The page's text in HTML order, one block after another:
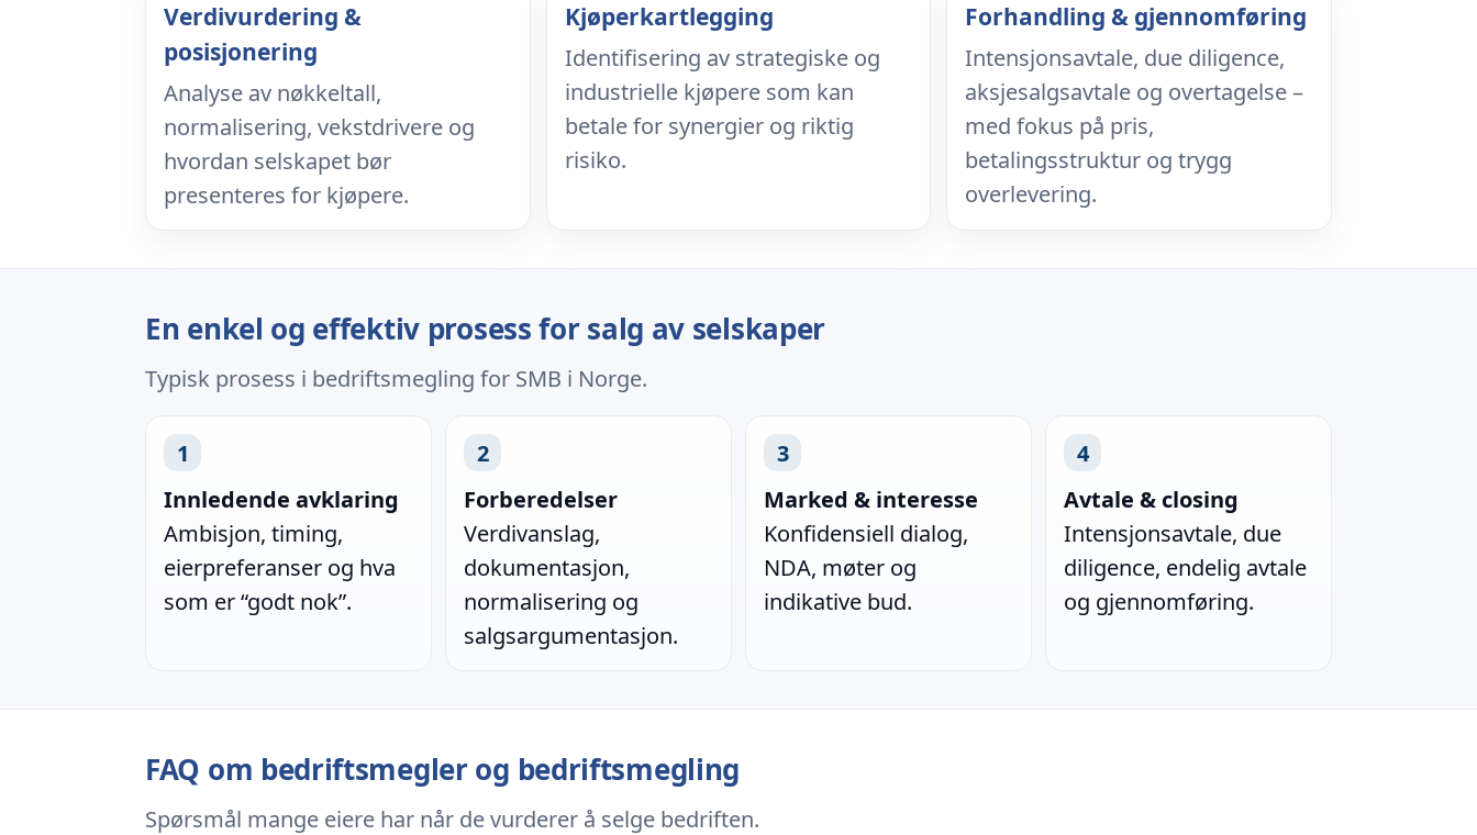
Verdivurdering &
posisjonering
Analyse av nøkkeltall,
normalisering, vekstdrivere og
hvordan selskapet bør
presenteres for kjøpere.
Kjøperkartlegging
Identifisering av strategiske og
industrielle kjøpere som kan
betale for synergier og riktig
risiko.
Forhandling & gjennomføring
Intensjonsavtale, due diligence,
aksjesalgsavtale og overtagelse –
med fokus på pris,
betalingsstruktur og trygg
overlevering.
En enkel og effektiv prosess for salg av selskaper
Typisk prosess i bedriftsmegling for SMB i Norge.
1
Innledende avklaring
Ambisjon, timing,
eierpreferanser og hva
som er “godt nok”.
2
Forberedelser
Verdivanslag,
dokumentasjon,
normalisering og
salgsargumentasjon.
3
Marked & interesse
Konfidensiell dialog,
NDA, møter og
indikative bud.
4
Avtale & closing
Intensjonsavtale, due
diligence, endelig avtale
og gjennomføring.
FAQ om bedriftsmegler og bedriftsmegling
Spørsmål mange eiere har når de vurderer å selge bedriften.